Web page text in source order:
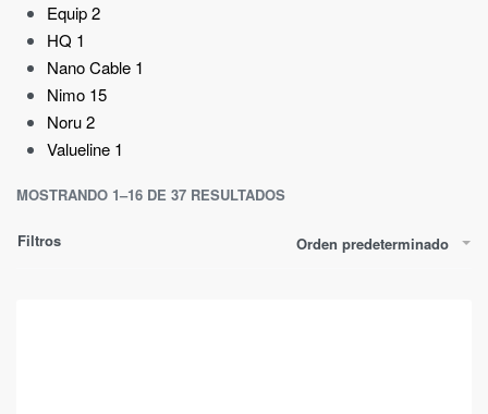
Equip2
HQ 1
Nano Cable 1
Nimo 15
Noru2
Valueline 1
MOSTRANDO 1–16 DE 37 RESULTADOS
Orden predeterminado
Filtros